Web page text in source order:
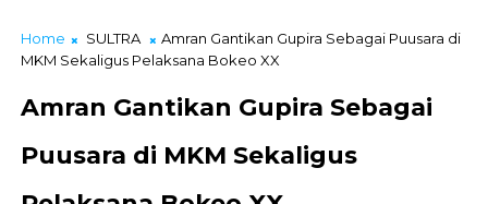
Home SULTRA
Amran Gantikan Gupira Sebagai Puusara di
MKM Sekaligus Pelaksana Bokeo XX
Amran Gantikan Gupira Sebagai
Puusara di MKM Sekaligus